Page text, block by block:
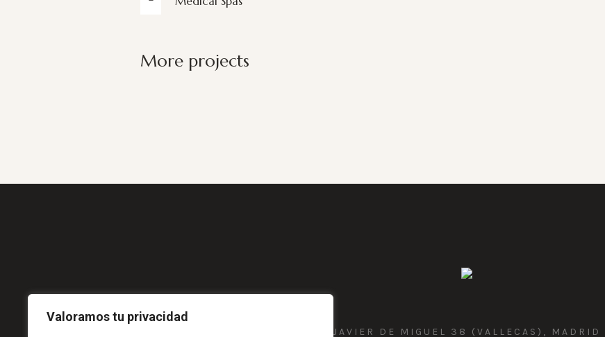
Valoramos tu privacidad
More projects
JAVIER DE MIGUEL 38 (VALLECAS), MADRID